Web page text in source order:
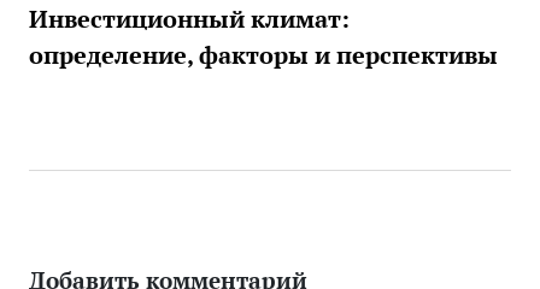
Инвестиционный климат:
определение, факторы и перспективы
Добавить комментарий